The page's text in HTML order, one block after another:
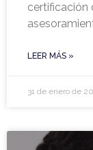
certificación
LEER MÁS »
31 de enero de